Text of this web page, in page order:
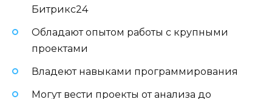
Битрикс24
Обладают опытом работы с крупными
проектами
Владеют навыками программирования
Могут вести проекты от анализа до